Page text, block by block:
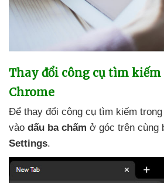
Thay đổi công cụ tìm
Chrome
Để thay đổi công cụ tìm kiếm trong
vào dấu ba chấm ở góc trên cùng
Settings.